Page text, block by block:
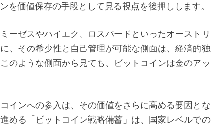
し
の
進
化
の
意
を価値保存の手段として見る視点を後押しします。
ーゼスやハイエク、ロスバードといったオーストリ
、その希少性と自己管理が可能な側面は、経済的独
のような側面から見ても、ビットコインは金のアッ
インへの参入は、その価値をさらに高める要因とな
める「ビットコイン戦略備蓄」は、国家レベルでの